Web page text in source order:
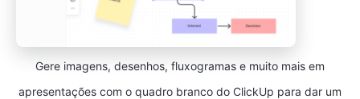
Gere imagens, desenhos, fluxogramas e muito mais em
apresentações com o quadro branco do ClickUp para dar um